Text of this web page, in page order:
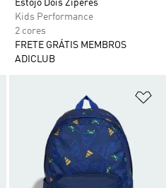
Estojo Dois Zíperes
Kids Performance
2 cores
FRETE GRÁTIS MEMBROS
ADICLUB
Adicionar à Lista de Desejos